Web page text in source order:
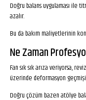
Doğru balans uygulaması ile
azalır.
Bu da bakım maliyetlerinin
Ne Zaman
Fan sık sık arıza veriyorsa,
üzerinde deformasyon
Doğru çözüm bazen atölye